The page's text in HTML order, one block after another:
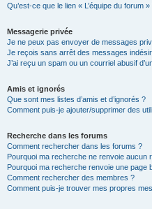
Qu’est-ce que le lien « L’équipe du forum »
Messagerie privée
Je ne peux pas envoyer de messages
Je reçois sans arrêt des messages
J’ai reçu un spam ou un courriel abusif
Amis et ignorés
Que sont mes listes d’amis et d’ignorés ?
Comment puis-je ajouter/supprimer des
Recherche dans les forums
Comment rechercher dans les forums ?
Pourquoi ma recherche ne renvoie aucun
Pourquoi ma recherche renvoie une page
Comment rechercher des membres ?
Comment puis-je trouver mes propres